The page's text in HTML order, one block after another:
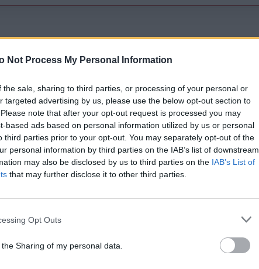
Not Process My Personal Information
the sale, sharing to third parties, or processing of your personal or
targeted advertising by us, please use the below opt-out section to
note that after your opt-out request is processed you may
based ads based on personal information utilized by us or personal
third parties prior to your opt-out. You may separately opt-out of the
personal information by third parties on the IAB’s list of downstream
may also be disclosed by us to third parties on the IAB’s List of
that may further disclose it to other third parties.
Opt Outs
Sharing of my personal data.
Kader 26/27reagiert.
Gerüchte 26/27reagiert.